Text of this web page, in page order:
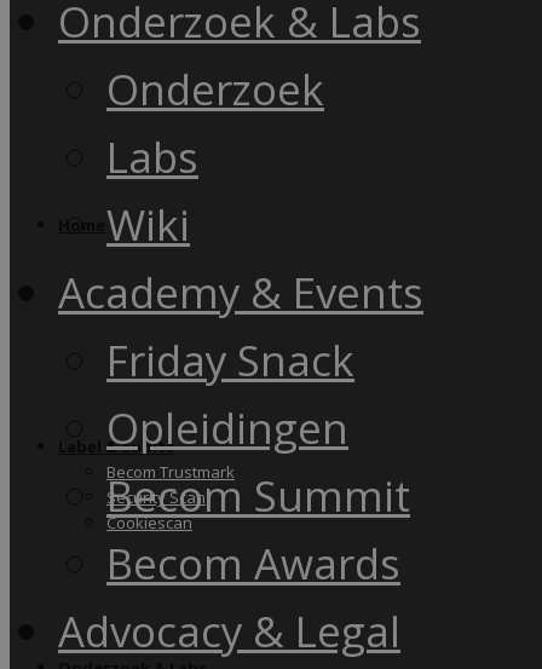
Label & audits
Becom Trustmark
Security Scan
Cookiescan
Onderzoek & Labs
Onderzoek
Labs
Wiki
Academy & Events
Friday Snack
Opleidingen
Becom Summit
Becom Awards
Advocacy & Legal